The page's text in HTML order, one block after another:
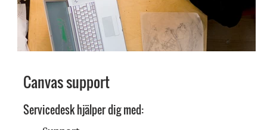
Canvas support
Servicedesk hjälper dig med: